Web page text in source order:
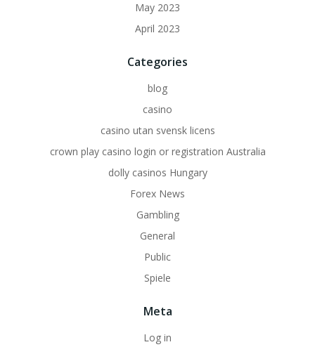
May 2023
April 2023
Categories
blog
casino
casino utan svensk licens
crown play casino login or registration Australia
dolly casinos Hungary
Forex News
Gambling
General
Public
Spiele
Meta
Log in